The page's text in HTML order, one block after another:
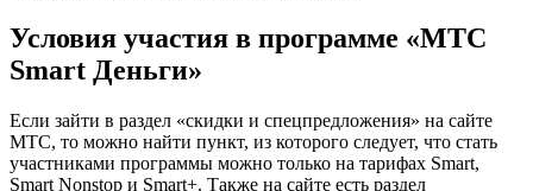
Условия участия в программе «МТС
Smart Деньги»
Если зайти в раздел «скидки и спецпредложения» на сайте
МТС, то можно найти пункт, из которого следует, что стать
участниками программы можно только на тарифах Smart,
Smart Nonstop и Smart+. Также на сайте есть раздел